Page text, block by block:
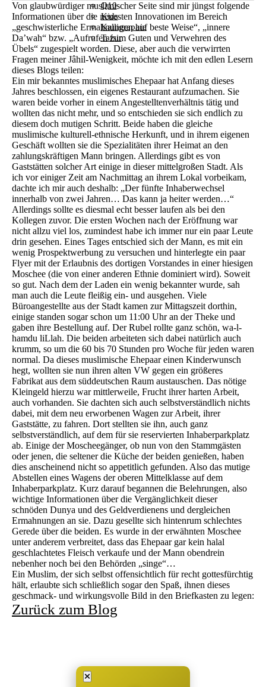
Q10
Kids
Kalligraphie
Tafsir
Von glaubwürdiger muslimischer Seite sind mir jüngst folgende
Informationen über die neuesten Innovationen im Bereich
„geschwisterliche Ermahnungen auf beste Weise“, „innere
Da’wah“ bzw. „Aufrufen zum Guten und Verwehren des
Übels“ zugespielt worden. Diese, aber auch die verwirrten
Fragen meiner Jâhil-Wenigkeit, möchte ich mit den edlen Lesern
dieses Blogs teilen:
Ein mir bekanntes muslimisches Ehepaar hat Anfang dieses
Jahres beschlossen, ein eigenes Restaurant aufzumachen. Sie
waren beide vorher in einem Angestelltenverhältnis tätig und
wollten das nicht mehr, und so entschieden sie sich endlich zu
diesem doch mutigen Schritt. Beide haben die gleiche
muslimische kulturell-ethnische Herkunft, und in ihrem eigenen
Geschäft wollten sie die Spezialitäten ihrer Heimat an den
zahlungskräftigen Mann bringen. Allerdings gibt es von
Gaststätten solcher Art einige in dieser mittelgroßen Stadt. Als
ich vor einiger Zeit am Nachmittag an ihrem Lokal vorbeikam,
dachte ich mir auch deshalb: „Der fünfte Inhaberwechsel
innerhalb von zwei Jahren… Das kann ja heiter werden…“
Allerdings sollte es diesmal echt besser laufen als bei den
Kollegen zuvor. Die ersten Wochen nach der Eröffnung war
nicht allzu viel los, zumindest habe ich immer nur ein paar Leute
drin gesehen. Eines Tages entschied sich der Mann, es mit ein
wenig Prospektwerbung zu versuchen und hinterlegte ein paar
Flyer mit der Erlaubnis des dortigen Vorstandes in einer hiesigen
Moschee (die von einer anderen Ethnie dominiert wird). Soweit
so gut. Nach dem der Laden ein wenig bekannter wurde, sah
man auch die Leute fleißig ein- und ausgehen. Viele
Büroangestellte aus der Stadt kamen zur Mittagszeit dorthin,
einige standen sogar schon um 11:00 Uhr an der Theke und
gaben ihre Bestellung auf. Der Rubel rollte ganz schön, wa-l-
hamdu liLlah. Die beiden arbeiteten sich dabei natürlich auch
krumm, so um die 60 bis 70 Stunden pro Woche für jeden waren
normal. Da dieses muslimische Ehepaar einen Kinderwunsch
hegt, wollten sie nun ihren alten VW gegen ein größeres
Fabrikat aus dem süddeutschen Raum austauschen. Das nötige
Kleingeld hierzu war mittlerweile, Frucht ihrer harten Arbeit,
auch vorhanden. Sie dachten sich auch selbstverständlich nichts
dabei, mit dem neu erworbenen Wagen zur Arbeit, ihrer
Gaststätte, zu fahren. Dort stellten sie ihn, auch ganz
selbstverständlich, auf dem für sie reservierten Inhaberparkplatz
ab. Einige der Moscheegänger, ob nun von den Stammgästen
oder jenen, die seltener die Küche der beiden genießen, haben
dies anscheinend nicht so appetitlich gefunden. Also das mutige
Abstellen eines Wagens der oberen Mittelklasse auf dem
Inhaberparkplatz. Kurz darauf begannen die Belehrungen, also
wichtige Informationen über die Vergänglichkeit dieser
schnöden Dunya und des Geldverdienens und dergleichen
Ermahnungen an sie. Dazu gesellte sich hintenrum schlechtes
Gerede über die beiden. Es wurde in der erwähnten Moschee
unter anderem verbreitet, dass das Ehepaar gar kein halal
geschlachtetes Fleisch verkaufe und der Mann obendrein
nebenher noch bei den Behörden „singe“…
Ein Muslim, der sich selbst offensichtlich für recht gottesfürchtig
hält, erlaubte sich schließlich sogar den Spaß, ihnen dieses
geschmack- und wirkungsvolle Bild in den Briefkasten zu legen:
Zurück zum Blog